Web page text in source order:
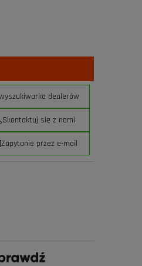
dealerów
Skontaktuj się z nami
Zapytanie przez e-mail